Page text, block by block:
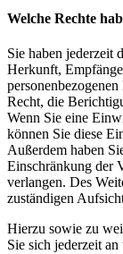
Welche Rechte
Sie haben jederzeit
Herkunft,
Recht, die
Wenn Sie eine
können Sie diese
Außerdem haben
Einschränkung der
verlangen. Des
zuständigen
Hierzu sowie zu
Sie sich jederzeit an